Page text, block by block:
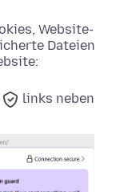
Website-
Dateien
links neben